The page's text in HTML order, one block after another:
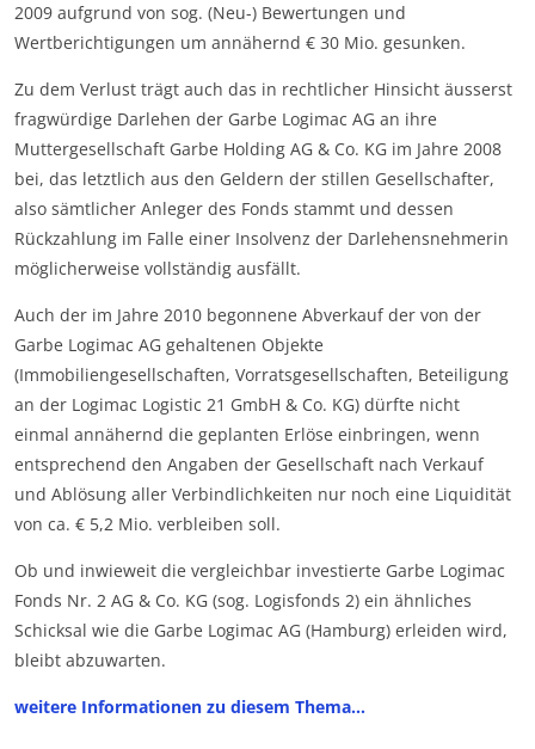
2009 aufgrund von sog. (Neu-) Bewertungen und
Wertberichtigungen um annähernd € 30 Mio. gesunken.
Zu dem Verlust trägt auch das in rechtlicher Hinsicht äusserst
fragwürdige Darlehen der Garbe Logimac AG an ihre
Muttergesellschaft Garbe Holding AG & Co. KG im Jahre 2008
bei, das letztlich aus den Geldern der stillen Gesellschafter,
also sämtlicher Anleger des Fonds stammt und dessen
Rückzahlung im Falle einer Insolvenz der Darlehensnehmerin
möglicherweise vollständig ausfällt.
Auch der im Jahre 2010 begonnene Abverkauf der von der
Garbe Logimac AG gehaltenen Objekte
(Immobiliengesellschaften, Vorratsgesellschaften, Beteiligung
an der Logimac Logistic 21 GmbH & Co. KG) dürfte nicht
einmal annähernd die geplanten Erlöse einbringen, wenn
entsprechend den Angaben der Gesellschaft nach Verkauf
und Ablösung aller Verbindlichkeiten nur noch eine Liquidität
von ca. € 5,2 Mio. verbleiben soll.
Ob und inwieweit die vergleichbar investierte Garbe Logimac
Fonds Nr. 2 AG & Co. KG (sog. Logisfonds 2) ein ähnliches
Schicksal wie die Garbe Logimac AG (Hamburg) erleiden wird,
bleibt abzuwarten.
weitere Informationen zu diesem Thema…